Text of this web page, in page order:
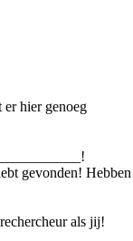
er hier genoeg
gevonden! Hebben
als jij!